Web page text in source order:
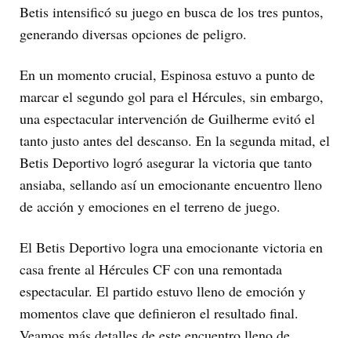
Betis intensificó su juego en busca de los tres puntos,
generando diversas opciones de peligro.
En un momento crucial, Espinosa estuvo a punto de
marcar el segundo gol para el Hércules, sin embargo,
una espectacular intervención de Guilherme evitó el
tanto justo antes del descanso. En la segunda mitad, el
Betis Deportivo logró asegurar la victoria que tanto
ansiaba, sellando así un emocionante encuentro lleno
de acción y emociones en el terreno de juego.
El Betis Deportivo logra una emocionante victoria en
casa frente al Hércules CF con una remontada
espectacular. El partido estuvo lleno de emoción y
momentos clave que definieron el resultado final.